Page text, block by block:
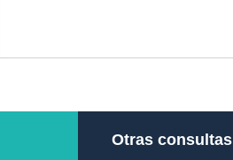
Otras consultas